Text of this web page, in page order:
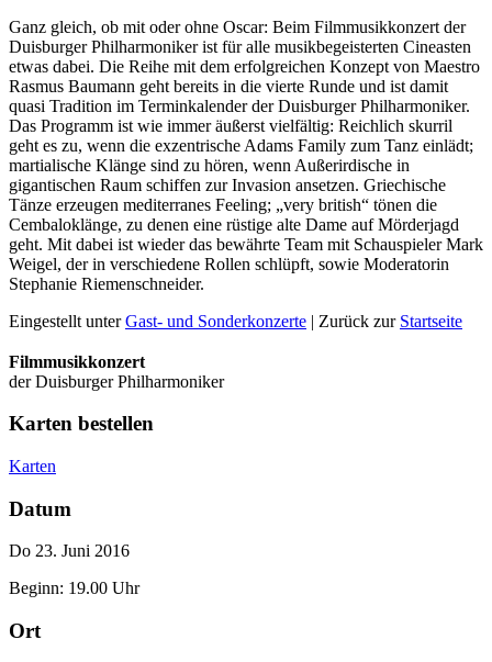
Ganz gleich, ob mit oder ohne Oscar: Beim Filmmusikkonzert der
Duisburger Philharmoniker ist für alle musikbegeisterten Cineasten
etwas dabei. Die Reihe mit dem erfolgreichen Konzept von Maestro
Rasmus Baumann geht bereits in die vierte Runde und ist damit
quasi Tradition im Terminkalender der Duisburger Philharmoniker.
Das Programm ist wie immer äußerst vielfältig: Reichlich skurril
geht es zu, wenn die exzentrische Adams Family zum Tanz einlädt;
martialische Klänge sind zu hören, wenn Außerirdische in
gigantischen Raum ­schiffen zur Invasion ansetzen. Griechische
Tänze erzeugen mediterranes Feeling; „very british“ tönen die
Cembaloklänge, zu denen eine rüstige alte Dame auf Mörderjagd
geht. Mit dabei ist wieder das bewährte Team mit Schauspieler Mark
Weigel, der in verschiedene Rollen schlüpft, sowie Moderatorin
Stephanie Riemenschneider.
Eingestellt unterGast- und Sonderkonzerte | Zurück zur Startseite
Filmmusikkonzert
der Duisburger Philharmoniker
Karten bestellen
Karten
Datum
Do 23. Juni 2016
Beginn: 19.00 Uhr
Ort